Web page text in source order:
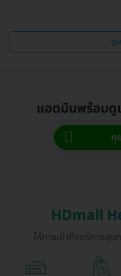
ดู
แอดมินพร้อม
คุ
HDmall
ให้การเข้าถึงบริการสุข